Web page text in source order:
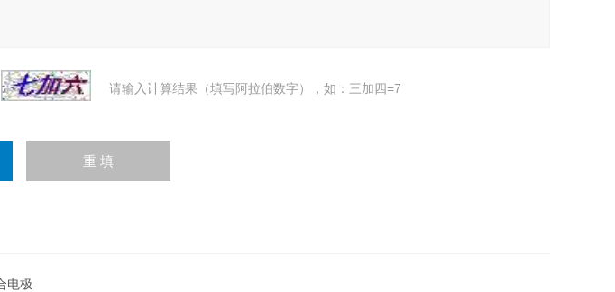
请输入计算结果（填写阿拉伯数字），如：三加四=7
电极